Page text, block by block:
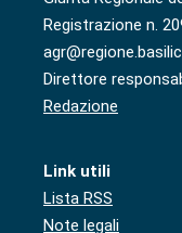
Registrazione n.
Direttore
Redazione
Link utili
Lista RSS
Note legali